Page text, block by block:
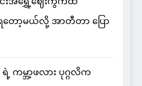
တော့မယ်လို့ အာတီတာ ပြော
ရဲ့ ကမ္ဘာ့ဖလား ပုဂ္ဂလိက